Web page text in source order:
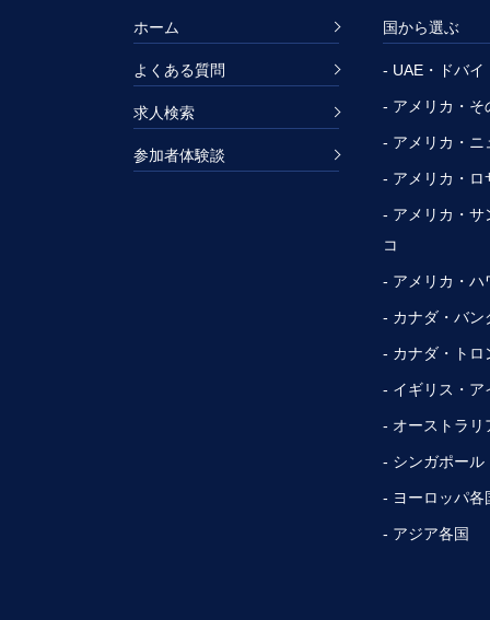
ホーム
よくある質問
求人検索
参加者体験談
国から選ぶ
- UAE・ドバイ
- アメリカ・そ
- アメリカ・ニ
- アメリカ・ロ
- アメリカ・サ
コ
- アメリカ・ハ
- カナダ・バン
- カナダ・トロ
- イギリス・ア
- オーストラリ
- シンガポール
- ヨーロッパ各
- アジア各国